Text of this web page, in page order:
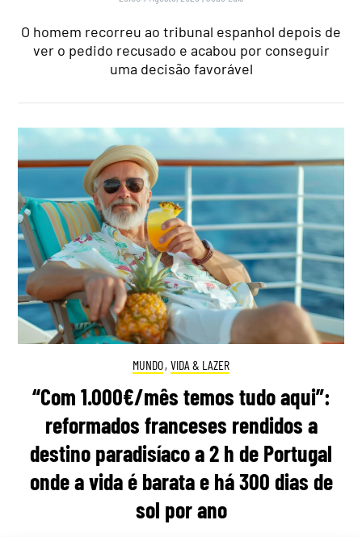
O homem recorreu ao tribunal espanhol depois de
ver o pedido recusado e acabou por conseguir
uma decisão favorável
MUNDO, VIDA & LAZER
“Com 1.000€/mês temos tudo aqui”:
reformados franceses rendidos a
destino paradisíaco a 2 h de Portugal
onde a vida é barata e há 300 dias de
sol por ano